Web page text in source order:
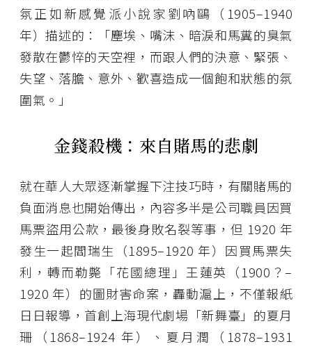
氛正如新感覺派小說家劉吶鷗（1905–1940
年）描述的：「塵埃、嘴沫、暗淚和馬糞的臭氣
發散在鬱悴的天空裡，而跟人們的決意、緊張、
失望、落膽、意外、歡喜造成一個飽和狀態的氛
圍氣。」
金錢殺機：來自賭馬的悲劇
就在華人大眾逐漸掌握下注技巧時，有關賭馬的
負面消息也開始傳出，內容多半是公司職員因買
馬票盜用公款，最後身敗名裂等事，但 1920 年
發生一起閻瑞生（1895–1920 年）因買馬票失
利，轉而勒斃「花國總理」王蓮英（1900？–
1920 年）的圖財害命案，轟動滬上，不僅報紙
日日報導，首創上海現代劇場「新舞臺」的夏月
珊（1868–1924 年）、夏月潤（1878–1931